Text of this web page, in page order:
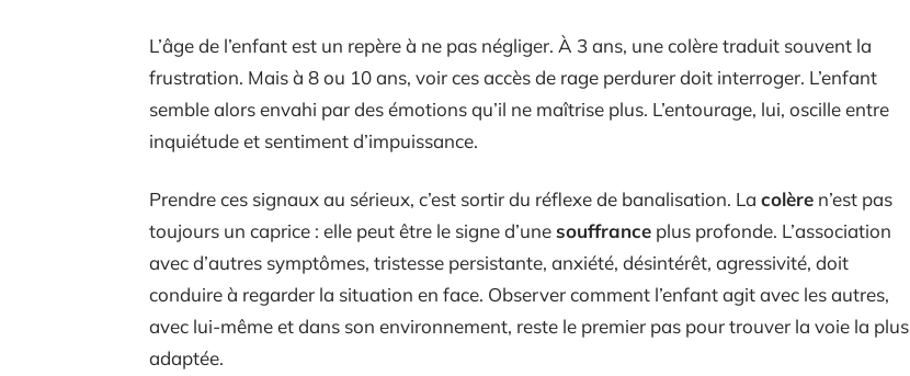
L’âge de l’enfant est un repère à ne pas négliger. À 3 ans, une colère traduit souvent la
frustration. Mais à 8 ou 10 ans, voir ces accès de rage perdurer doit interroger. L’enfant
semble alors envahi par des émotions qu’il ne maîtrise plus. L’entourage, lui, oscille entre
inquiétude et sentiment d’impuissance.
Prendre ces signaux au sérieux, c’est sortir du réflexe de banalisation. La colère n’est pas
toujours un caprice : elle peut être le signe d’unesouffrance plus profonde. L’association
avec d’autres symptômes, tristesse persistante, anxiété, désintérêt, agressivité, doit
conduire à regarder la situation en face. Observer comment l’enfant agit avec les autres,
avec lui-même et dans son environnement, reste le premier pas pour trouver la voie la plus
adaptée.